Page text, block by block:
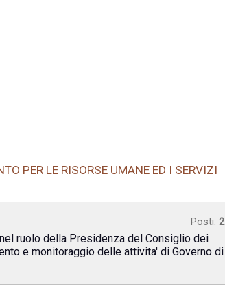
PER LE RISORSE UMANE ED I SERVIZI
Posti: 2
ruolo della Presidenza del Consiglio dei
e monitoraggio delle attivita' di Governo di